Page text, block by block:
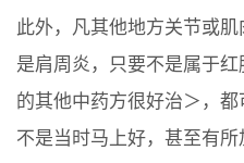
此外，凡其他地方关节或
是肩周炎，只要不是属于
的其他中药方很好治＞，
不是当时马上好，甚至有